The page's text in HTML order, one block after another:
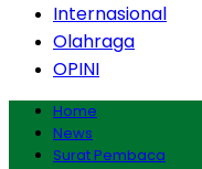
Internasional
Olahraga
OPINI
Home
News
Surat Pembaca